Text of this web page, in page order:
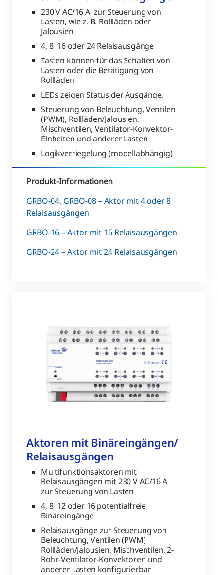
230 V AC/16 A, zur Steuerung von
Lasten, wie z. B. Rollläden oder
Jalousien
4, 8, 16 oder 24 Relaisausgänge
Tasten können für das Schalten von
Lasten oder die Betätigung von
Rollläden
LEDs zeigen Status der Ausgänge.
Steuerung von Beleuchtung, Ventilen
(PWM), Rollläden/Jalousien,
Mischventilen, Ventilator-Konvektor-
Einheiten und anderer Lasten
Logikverriegelung (modellabhängig)
Produkt-Informationen
GRBO-04, GRBO-08 – Aktor mit 4 oder 8
Relaisausgängen
GRBO-16 – Aktor mit 16 Relaisausgängen
GRBO-24 – Aktor mit 24 Relaisausgängen
Aktoren mit Binäreingängen/
Relaisausgängen
Multifunktionsaktoren mit
Relaisausgängen mit 230 V AC/16 A
zur Steuerung von Lasten
4, 8, 12 oder 16 potentialfreie
Binäreingänge
Relaisausgänge zur Steuerung von
Beleuchtung, Ventilen (PWM)
Rollläden/Jalousien, Mischventilen, 2-
Rohr-Ventilator-Konvektoren und
anderer Lasten konfigurierbar